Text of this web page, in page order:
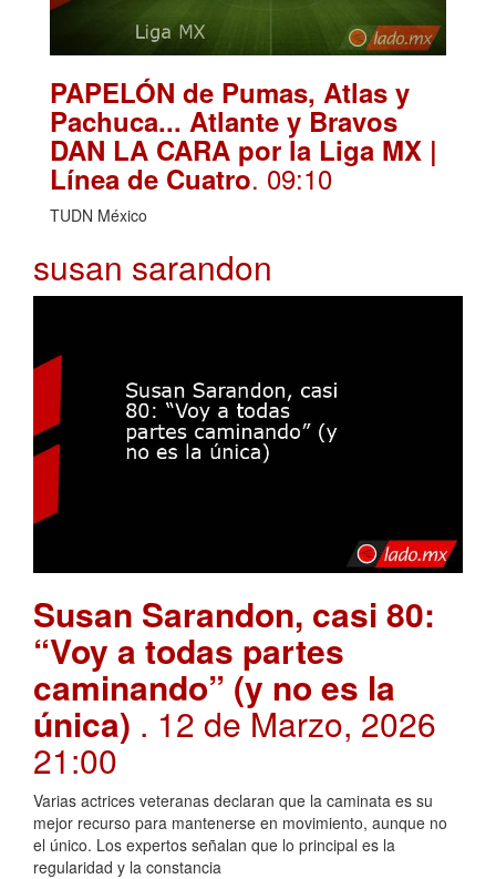
PAPELÓN de Pumas, Atlas y
Pachuca... Atlante y Bravos
DAN LA CARA por la Liga MX |
Línea de Cuatro. 09:10
TUDN México
susan sarandon
Susan Sarandon, casi 80:
“Voy a todas partes
caminando” (y no es la
única) . 12 de Marzo, 2026
21:00
Varias actrices veteranas declaran que la caminata es su
mejor recurso para mantenerse en movimiento, aunque no
el único. Los expertos señalan que lo principal es la
regularidad y la constancia